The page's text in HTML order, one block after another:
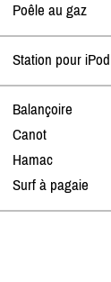
Poêle au gaz
Station pour iPod
Balançoire
Canot
Hamac
Surf à pagaie